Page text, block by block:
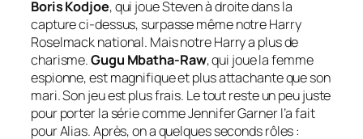
Boris Kodjoe, qui joue Steven à droite dans la
capture ci-dessus, surpasse même notre Harry
Roselmack national. Mais notre Harry a plus de
charisme.Gugu Mbatha-Raw, qui joue la femme
espionne, est magnifique et plus attachante que son
mari. Son jeu est plus frais. Le tout reste un peu juste
pour porter la série comme Jennifer Garner l’a fait
pour Alias. Après, on a quelques seconds rôles :